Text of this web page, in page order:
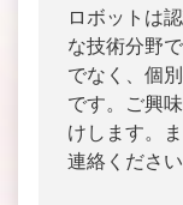
ロボットは
な技術分野
でなく、個
です。ご興
けします。
連絡ください